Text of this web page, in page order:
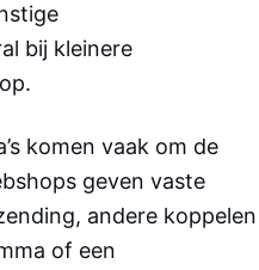
bij kleinere
komen vaak om de
geven vaste
andere koppelen
of een